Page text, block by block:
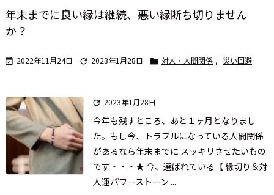
年末までに良い縁は継続、悪い縁断ち切りません
か？
 2022年11月24日  2023年1月28日  対人・人間関係 , 災い回避
 2023年1月28日
今年も残すところ、あと１ヶ月となりまし
た。 もし今、
トラブルになっている人間関係
があるなら年末までに スッキリさせたいもの
です・・・ ★ 今、選ばれている【 縁切り＆対
人運パワーストーン ...